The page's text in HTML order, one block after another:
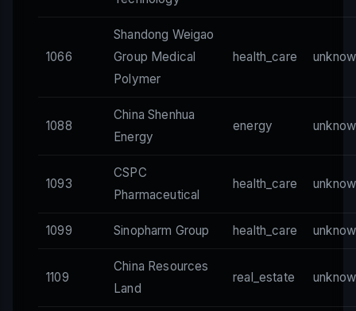
1066
Shandong Weigao
Group Medical
Polymer
health_care
1088
China Shenhua
Energy
energy
1093
CSPC
Pharmaceutical
health_care
1099 Sinopharm Group health_care
1109
China Resources
Land
real_estate